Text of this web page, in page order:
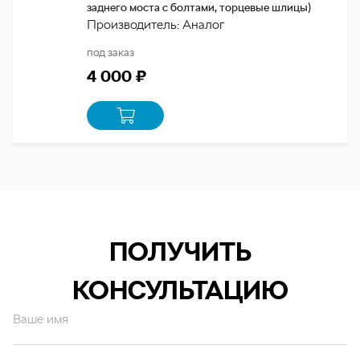
заднего моста с болтами, торцевые шлицы)
Производитель: Аналог
под заказ
4 000 ₽
ПОЛУЧИТЬ
КОНСУЛЬТАЦИЮ
Ваше имя